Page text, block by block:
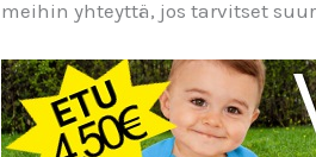
meihin yhteyttä, jos tarvitset